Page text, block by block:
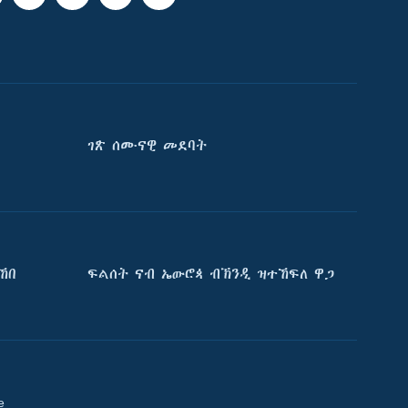
ገጽ ሰሙናዊ መደባት
ፍልሰት ናብ ኤውሮጳ ብኽንዲ ዝተኸፍለ ዋጋ